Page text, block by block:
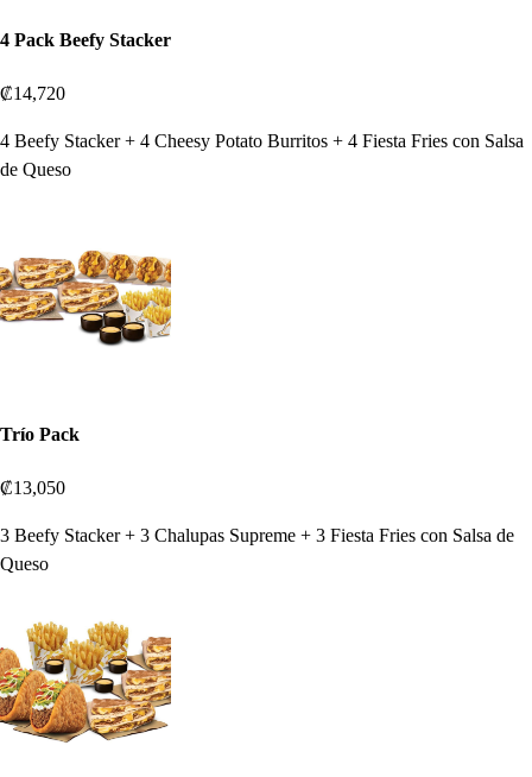
4 Pack Beefy Stacker
₡14,720
4 Beefy Stacker + 4 Cheesy Potato Burritos + 4 Fiesta Fries con Salsa
de Queso
Trío Pack
₡13,050
3 Beefy Stacker + 3 Chalupas Supreme + 3 Fiesta Fries con Salsa de
Queso